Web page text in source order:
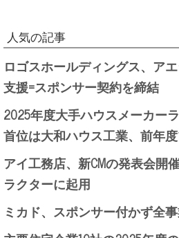
人気の記事
ロゴスホールディングス、ア
支援=スポンサー契約を締結
2025年度大手ハウスメーカー
首位は大和ハウス工業、前年
アイ工務店、新CMの発表会開
ラクターに起用
ミカド、スポンサー付かず全